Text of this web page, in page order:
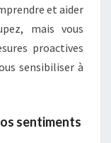
et aider
mais vous
proactives
sensibiliser à
sentiments